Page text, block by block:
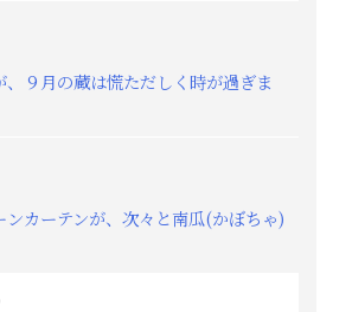
９月の蔵は慌ただしく時が過ぎま
ンカーテンが、次々と南瓜(かぼちゃ)